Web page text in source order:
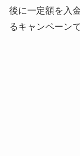
後に一定額を入
るキャンペーンで